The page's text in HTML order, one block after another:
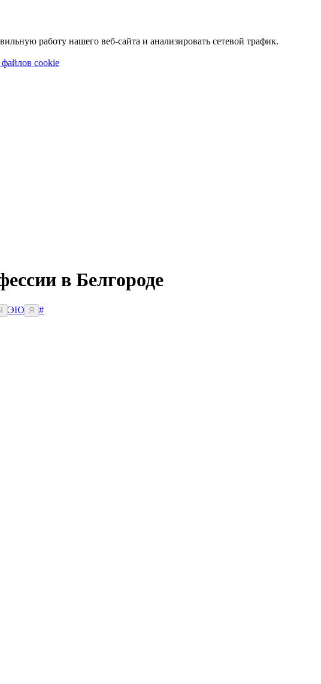
работу нашего веб-сайта и анализировать сетевой трафик.
cookie
в Белгороде
ЭЮ Я
#